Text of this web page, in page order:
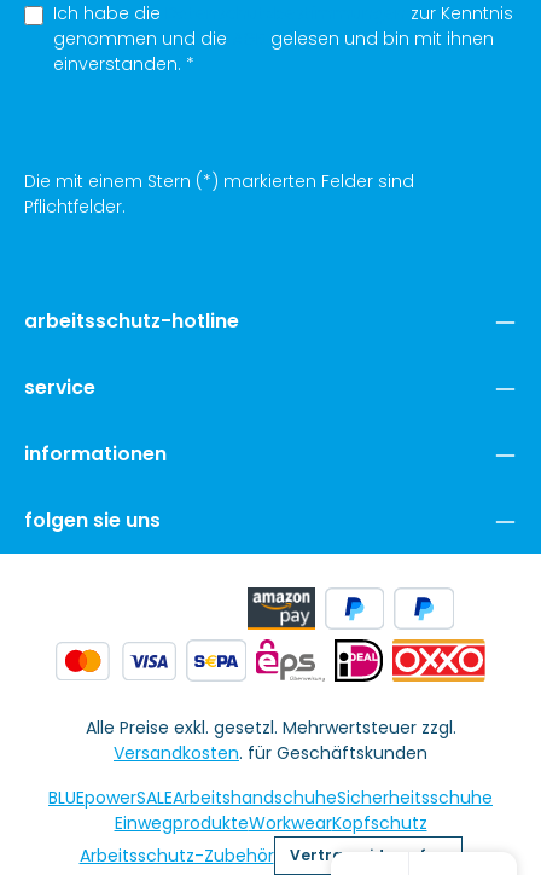
Ich habe die
zur Kenntnis
genommen und die
gelesen und bin mit ihnen
einverstanden. *
Die mit einem Stern (*) markierten Felder sind
Pflichtfelder.
arbeitsschutz-hotline
service
informationen
folgen sie uns
Alle Preise exkl. gesetzl. Mehrwertsteuer zzgl.
Versandkosten. für Geschäftskunden
BLUEpowerSALEArbeitshandschuheSicherheitsschuhe
EinwegprodukteWorkwearKopfschutz
Arbeitsschutz-Zubehör
Vertrag widerrufen